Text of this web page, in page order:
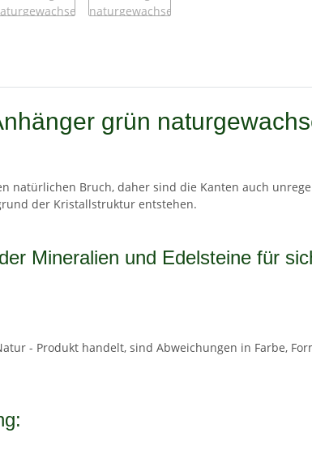
grün
natürlichen Bruch, daher sind die Kanten auch
der Kristallstruktur entstehen.
Mineralien und Edelsteine für
- Produkt handelt, sind Abweichungen in Farbe,